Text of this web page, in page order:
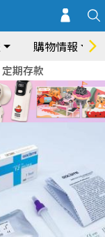
購物情報
定期存款